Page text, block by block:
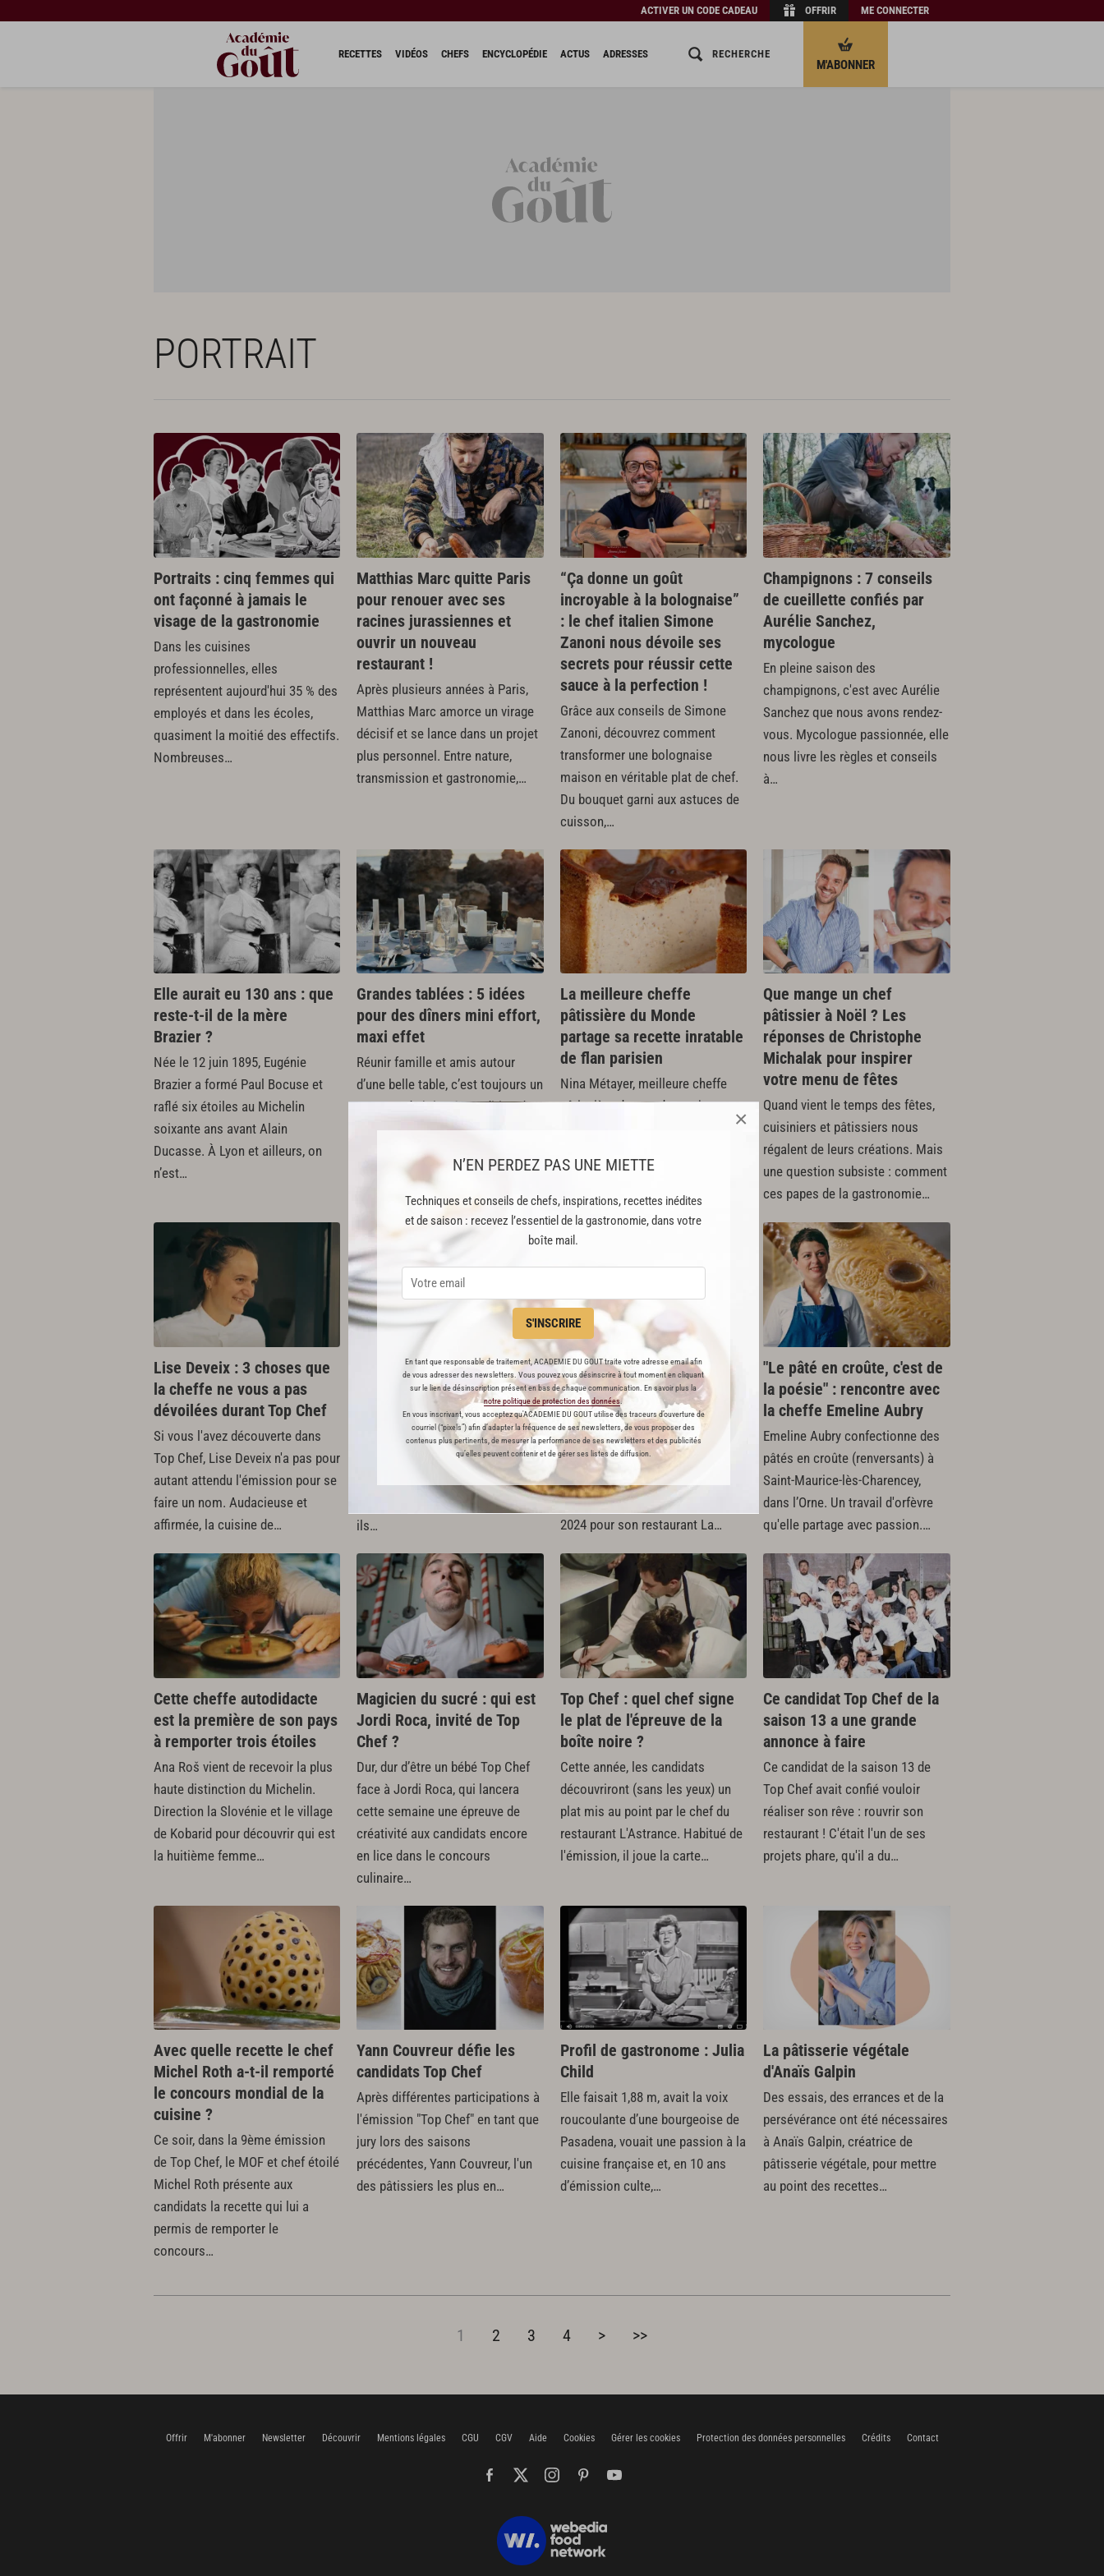
N’EN PERDEZ PAS UNE MIETTE
Techniques et conseils de chefs, inspirations, recettes inédites
et de saison : recevez l’essentiel de la gastronomie, dans votre
boîte mail.
S'INSCRIRE
En tant que responsable de traitement, ACADEMIE DU GOUT traite votre adresse email afin
de vous adresser des newsletters. Vous pouvez vous désinscrire à tout moment en cliquant
sur le lien de désinscription présent en bas de chaque communication. En savoir plus la
notre politique de protection des données.
En vous inscrivant, vous acceptez qu'ACADEMIE DU GOUT utilise des traceurs d’ouverture de
courriel (“pixels”) afin d’adapter la fréquence de ses newsletters, de vous proposer des
contenus plus pertinents, de mesurer la performance de ses newsletters et des publicités
qu’elles peuvent contenir et de gérer ses listes de diffusion.
×
ACTIVER UN CODE CADEAU OFFRIR ME CONNECTER
RECETTES VIDÉOS CHEFS ENCYCLOPÉDIE ACTUS ADRESSES RECHERCHE
M'ABONNER
PORTRAIT
Portraits : cinq femmes qui
ont façonné à jamais le
visage de la gastronomie
Dans les cuisines
professionnelles, elles
représentent aujourd'hui 35 % des
employés et dans les écoles,
quasiment la moitié des effectifs.
Nombreuses…
Matthias Marc quitte Paris
pour renouer avec ses
racines jurassiennes et
ouvrir un nouveau
restaurant !
Après plusieurs années à Paris,
Matthias Marc amorce un virage
décisif et se lance dans un projet
plus personnel. Entre nature,
transmission et gastronomie,…
“Ça donne un goût
incroyable à la bolognaise”
: le chef italien Simone
Zanoni nous dévoile ses
secrets pour réussir cette
sauce à la perfection !
Grâce aux conseils de Simone
Zanoni, découvrez comment
transformer une bolognaise
maison en véritable plat de chef.
Du bouquet garni aux astuces de
cuisson,…
Champignons : 7 conseils
de cueillette confiés par
Aurélie Sanchez,
mycologue
En pleine saison des
champignons, c'est avec Aurélie
Sanchez que nous avons rendez-
vous. Mycologue passionnée, elle
nous livre les règles et conseils
à…
Elle aurait eu 130 ans : que
reste-t-il de la mère
Brazier ?
Née le 12 juin 1895, Eugénie
Brazier a formé Paul Bocuse et
raflé six étoiles au Michelin
soixante ans avant Alain
Ducasse. À Lyon et ailleurs, on
n’est…
Grandes tablées : 5 idées
pour des dîners mini effort,
maxi effet
Réunir famille et amis autour
d’une belle table, c’est toujours un
moment de joie… à condition de
ne pas y laisser son énergie !
Entre organisation, cuisine…
La meilleure cheffe
pâtissière du Monde
partage sa recette inratable
de flan parisien
Nina Métayer, meilleure cheffe
pâtissière du monde, conjugue
passion et son métier.
Aujourd'hui, elle…
Que mange un chef
pâtissier à Noël ? Les
réponses de Christophe
Michalak pour inspirer
votre menu de fêtes
Quand vient le temps des fêtes,
cuisiniers et pâtissiers nous
régalent de leurs créations. Mais
une question subsiste : comment
ces papes de la gastronomie…
Lise Deveix : 3 choses que
la cheffe ne vous a pas
dévoilées durant Top Chef
Si vous l'avez découverte dans
Top Chef, Lise Deveix n'a pas pour
autant attendu l'émission pour se
faire un nom. Audacieuse et
affirmée, la cuisine de…
Le menu de Noël de Nina
Métayer
Quand vient le temps des fêtes,
les chefs cuisiniers et pâtissiers
ne manquent pas d'idées pour
nous régaler. Comment ces
maestro de la gastronomie ont-
ils…
Qui est Yoann Conte, sacré
Cuisinier de l'Année 2024
par le Gault & Millau ?
Ce lundi 6 novembre, le Guide
Jaune dévoilait à Paris son
palmarès prestigieux et sacrait
Yoann Conte Cuisinier de l’année
2024 pour son restaurant La…
"Le pâté en croûte, c'est de
la poésie" : rencontre avec
la cheffe Emeline Aubry
Emeline Aubry confectionne des
pâtés en croûte (renversants) à
Saint-Maurice-lès-Charencey,
dans l’Orne. Un travail d'orfèvre
qu'elle partage avec passion.…
Cette cheffe autodidacte
est la première de son pays
à remporter trois étoiles
Ana Roš vient de recevoir la plus
haute distinction du Michelin.
Direction la Slovénie et le village
de Kobarid pour découvrir qui est
la huitième femme…
Magicien du sucré : qui est
Jordi Roca, invité de Top
Chef ?
Dur, dur d’être un bébé Top Chef
face à Jordi Roca, qui lancera
cette semaine une épreuve de
créativité aux candidats encore
en lice dans le concours
culinaire…
Top Chef : quel chef signe
le plat de l'épreuve de la
boîte noire ?
Cette année, les candidats
découvriront (sans les yeux) un
plat mis au point par le chef du
restaurant L'Astrance. Habitué de
l'émission, il joue la carte…
Ce candidat Top Chef de la
saison 13 a une grande
annonce à faire
Ce candidat de la saison 13 de
Top Chef avait confié vouloir
réaliser son rêve : rouvrir son
restaurant ! C'était l'un de ses
projets phare, qu'il a du…
Avec quelle recette le chef
Michel Roth a-t-il remporté
le concours mondial de la
cuisine ?
Ce soir, dans la 9ème émission
de Top Chef, le MOF et chef étoilé
Michel Roth présente aux
candidats la recette qui lui a
permis de remporter le
concours…
Yann Couvreur défie les
candidats Top Chef
Après différentes participations à
l'émission "Top Chef" en tant que
jury lors des saisons
précédentes, Yann Couvreur, l'un
des pâtissiers les plus en…
Profil de gastronome : Julia
Child
Elle faisait 1,88 m, avait la voix
roucoulante d’une bourgeoise de
Pasadena, vouait une passion à la
cuisine française et, en 10 ans
d’émission culte,…
La pâtisserie végétale
d'Anaïs Galpin
Des essais, des errances et de la
persévérance ont été nécessaires
à Anaïs Galpin, créatrice de
pâtisserie végétale, pour mettre
au point des recettes…
1 2 3 4 > >>
Offrir M'abonner Newsletter Découvrir Mentions légales CGU CGV Aide Cookies Gérer les cookies Protection des données personnelles Crédits Contact